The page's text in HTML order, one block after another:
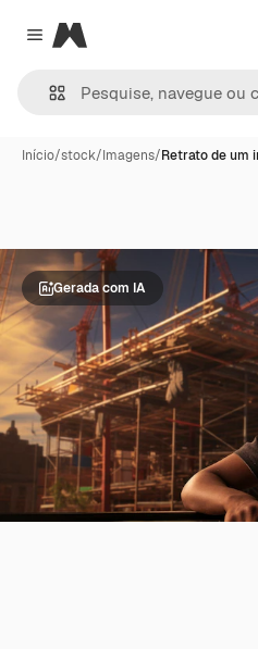
Close menu
Magnific
Início/stock/Imagens/Retrato de um
Gerada com IA